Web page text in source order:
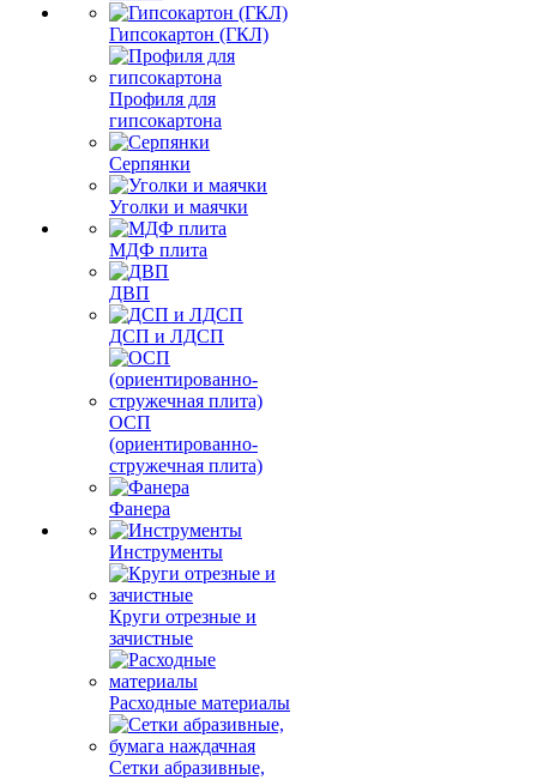
Гипсокартон (ГКЛ)
Профиля для
гипсокартона
Серпянки
Уголки и маячки
МДФ плита
ДВП
ДСП и ЛДСП
ОСП
(ориентированно-
стружечная плита)
Фанера
Инструменты
Круги отрезные и
зачистные
Расходные материалы
Сетки абразивные,